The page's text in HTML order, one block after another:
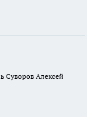
Суворов Алексей